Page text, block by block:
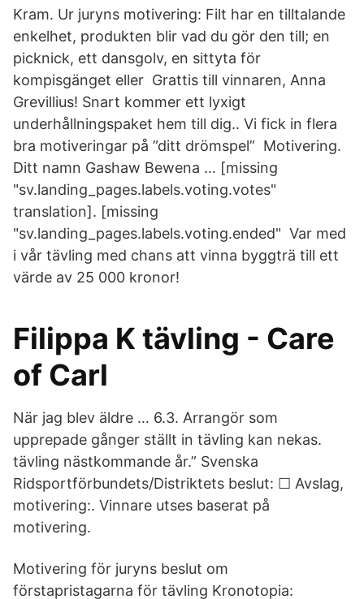
Kram. Ur juryns motivering: Filt har en tilltalande
enkelhet, produkten blir vad du gör den till; en
picknick, ett dansgolv, en sittyta för
kompisgänget eller Grattis till vinnaren, Anna
Grevillius! Snart kommer ett lyxigt
underhållningspaket hem till dig.. Vi fick in flera
bra motiveringar på ”ditt drömspel” Motivering.
Ditt namn Gashaw Bewena … [missing
"sv.landing_pages.labels.voting.votes"
translation]. [missing
"sv.landing_pages.labels.voting.ended" Var med
i vår tävling med chans att vinna byggträ till ett
värde av 25 000 kronor!
Filippa K tävling - Care
of Carl
När jag blev äldre … 6.3. Arrangör som
upprepade gånger ställt in tävling kan nekas.
tävling nästkommande år.” Svenska
Ridsportförbundets/Distriktets beslut: ☐ Avslag,
motivering:. Vinnare utses baserat på
motivering.
Motivering för juryns beslut om
förstapristagarna för tävling Kronotopia: